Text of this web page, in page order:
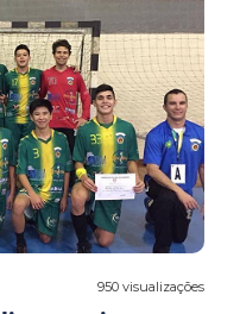
950 visualizações